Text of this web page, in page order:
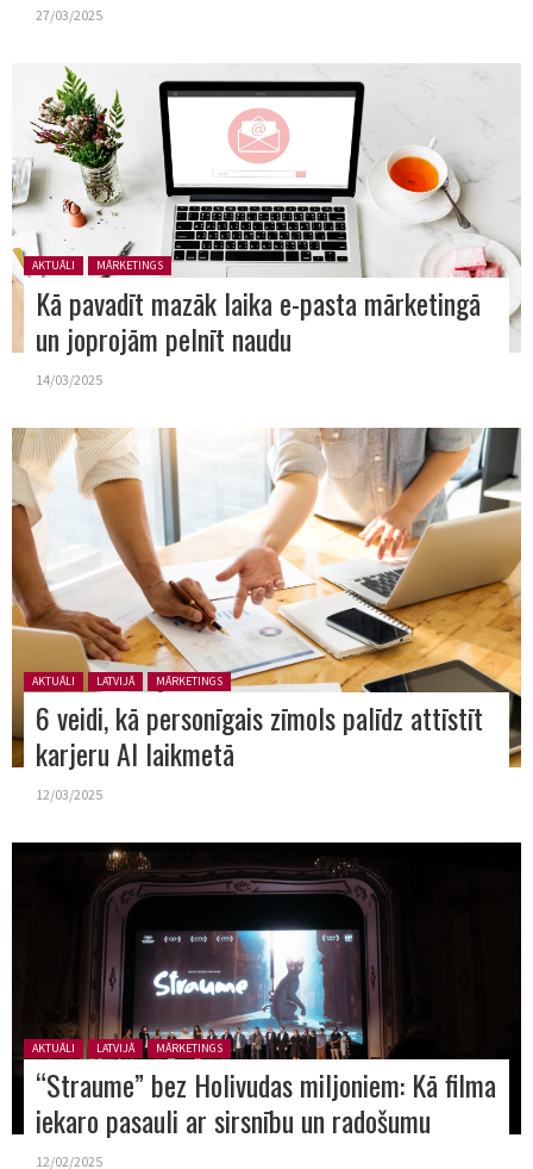
27/03/2025
Posted in:
AKTUĀLI MĀRKETINGS
Kā pavadīt mazāk laika e-pasta mārketingā
un joprojām pelnīt naudu
14/03/2025
Posted in:
AKTUĀLI LATVIJĀ MĀRKETINGS
6 veidi, kā personīgais zīmols palīdz attīstīt
karjeru AI laikmetā
12/03/2025
Posted in:
AKTUĀLI LATVIJĀ MĀRKETINGS
“Straume” bez Holivudas miljoniem: Kā filma
iekaro pasauli ar sirsnību un radošumu
12/02/2025